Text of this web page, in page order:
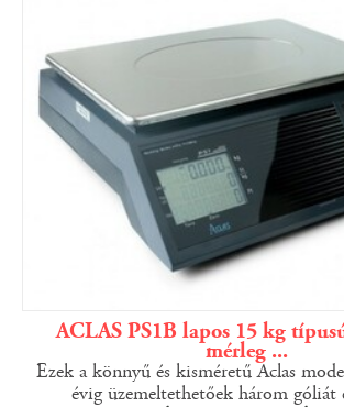
ACLAS PS1B lapos 15 kg
mérleg ...
Ezek a könnyű és kisméretű Aclas
évig üzemeltethetőek három góliát